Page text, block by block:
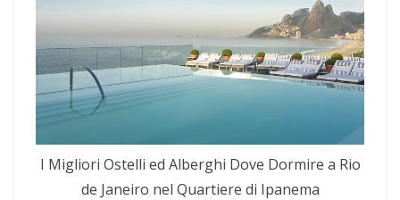
I Migliori Ostelli ed Alberghi Dove Dormire a Rio
de Janeiro nel Quartiere di Ipanema